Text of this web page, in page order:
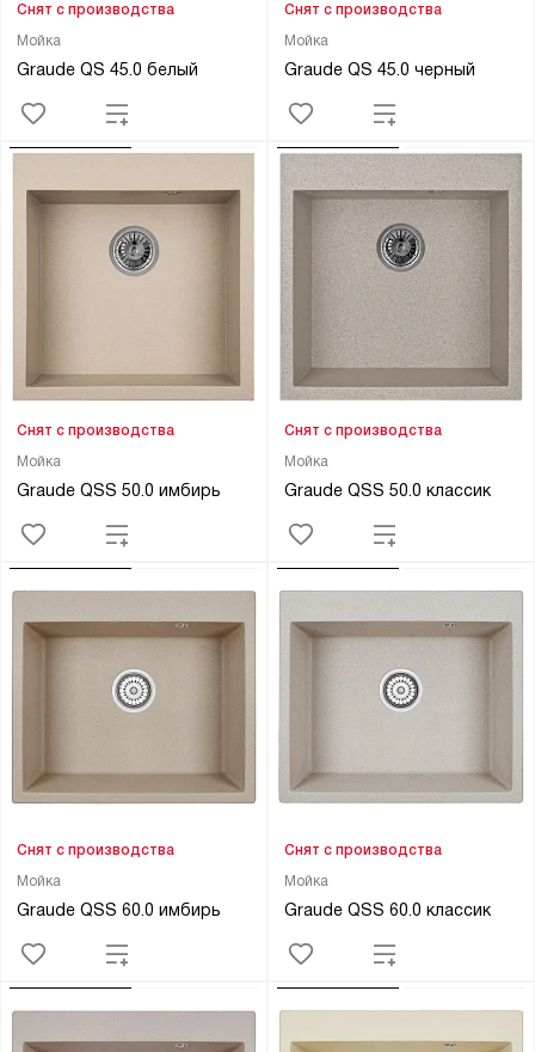
Мойка
Graude QS 45.0 белый
Снят с производства
Мойка
Graude QS 45.0 черный
Снят с производства
Мойка
Graude QSS 50.0 имбирь
Снят с производства
Мойка
Graude QSS 50.0 классик
Снят с производства
Мойка
Graude QSS 60.0 имбирь
Снят с производства
Мойка
Graude QSS 60.0 классик
Снят с производства